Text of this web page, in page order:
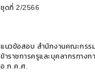
ชุดที่ 2/2566
แนวข้อสอบ สำนักงานคณะกรร
ข้าราชการครูและบุคลากรทางก
อ.ก.ค.ศ.